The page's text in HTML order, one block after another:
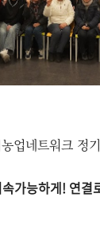
업네트워크 정
가능하게! 연결